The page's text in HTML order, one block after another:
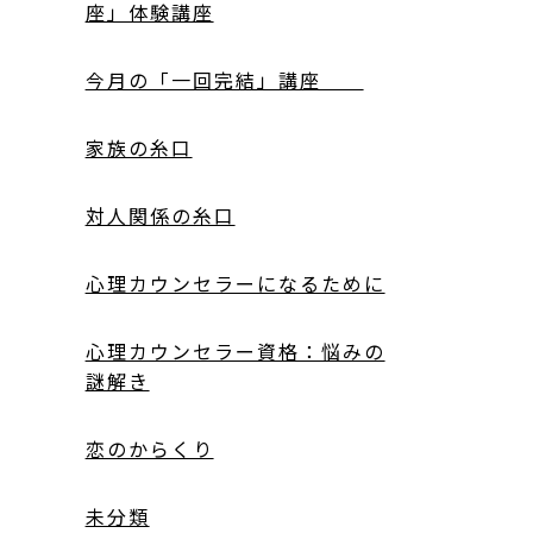
座」体験講座
今月の「一回完結」講座
家族の糸口
対人関係の糸口
心理カウンセラーになるために
心理カウンセラー資格：悩みの
謎解き
恋のからくり
未分類